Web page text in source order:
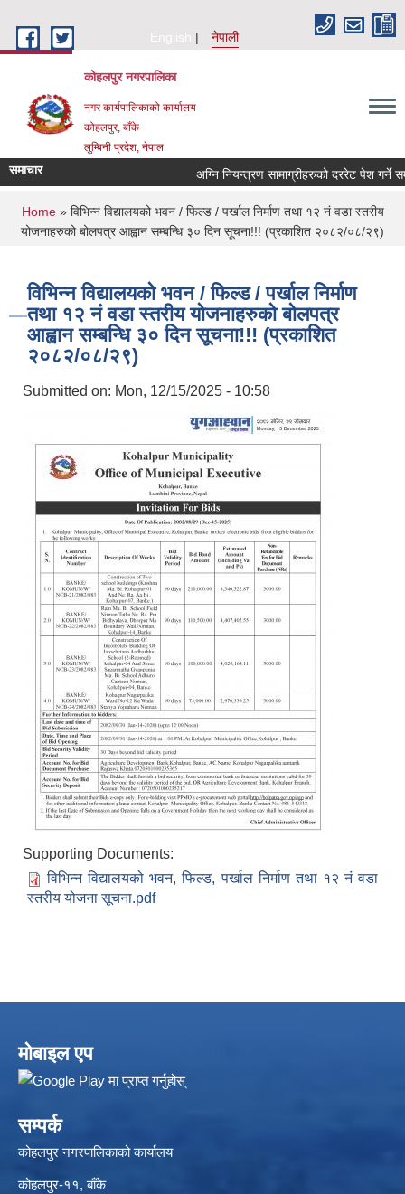
English
नेपाली
कोहलपुर नगरपालिका
नगर कार्यपालिकाको कार्यालय
कोहलपुर, बाँके
लुम्बिनी प्रदेश, नेपाल
समाचार
You are here
Home» विभिन्न विद्यालयको भवन / फिल्ड / पर्खाल निर्माण तथा १२ नं वडा स्तरीय
योजनाहरुको बोलपत्र आह्वान सम्बन्धि ३० दिन सूचना!!! (प्रकाशित २०८२/०८/२९)
विभिन्न विद्यालयको भवन / फिल्ड / पर्खाल निर्माण
तथा १२ नं वडा स्तरीय योजनाहरुको बोलपत्र
आह्वान सम्बन्धि ३० दिन सूचना!!! (प्रकाशित
२०८२/०८/२९)
Submitted on: Mon, 12/15/2025 - 10:58
Supporting Documents:
विभिन्न विद्यालयको भवन, फिल्ड, पर्खाल निर्माण तथा १२ नं वडा
स्तरीय योजना सूचना.pdf
मोबाइल एप
सम्पर्क
कोहलपुर नगरपालिकाको कार्यालय
कोहलपुर-११, बाँके